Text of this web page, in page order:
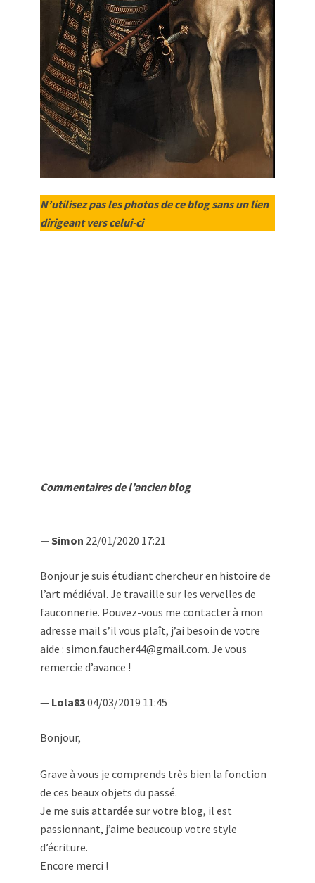
N’utilisez pas les photos de ce blog sans un lien
dirigeant vers celui-ci
Commentaires de l’ancien blog
— Simon 22/01/2020 17:21
Bonjour je suis étudiant chercheur en histoire de
l’art médiéval. Je travaille sur les vervelles de
fauconnerie. Pouvez-vous me contacter à mon
adresse mail s’il vous plaît, j’ai besoin de votre
aide : simon.faucher44@gmail.com. Je vous
remercie d’avance !
— Lola8304/03/2019 11:45
Bonjour,
Grave à vous je comprends très bien la fonction
de ces beaux objets du passé.
Je me suis attardée sur votre blog, il est
passionnant, j’aime beaucoup votre style
d’écriture.
Encore merci !